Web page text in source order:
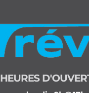
HEURES